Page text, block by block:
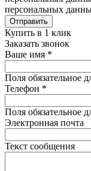
персональных
Отправить
Купить в 1 клик
Заказать звонок
Ваше имя *
Поля обязательное
Телефон *
Поля обязательное
Электронная почта
Текст сообщения